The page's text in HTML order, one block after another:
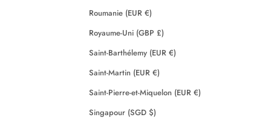
Roumanie (EUR €)
Royaume-Uni (GBP £)
Saint-Barthélemy (EUR €)
Saint-Martin (EUR €)
Saint-Pierre-et-Miquelon (EUR €)
Singapour (SGD $)